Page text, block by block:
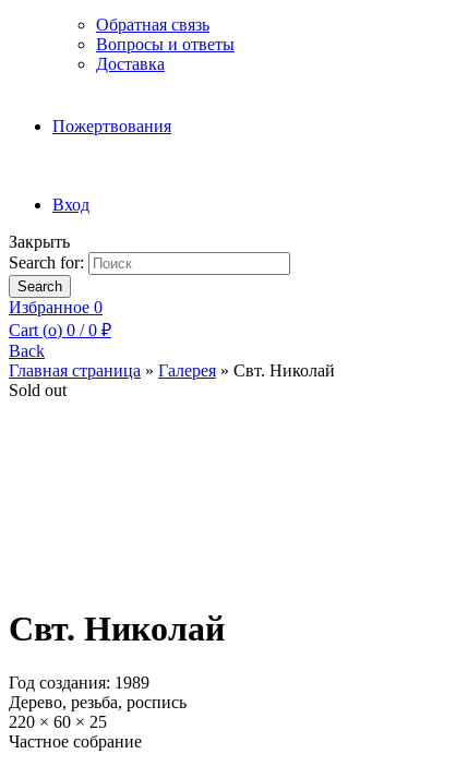
Обратная связь
Вопросы и ответы
Доставка
Пожертвования
Вход
Закрыть
Search for:
Search
Избранное 0
Cart (o) 0 / 0 ₽
Back
Главная страница » Галерея » Свт. Николай
Sold out
Свт. Николай
Год создания: 1989
Дерево, резьба, роспись
220 × 60 × 25
Частное собрание